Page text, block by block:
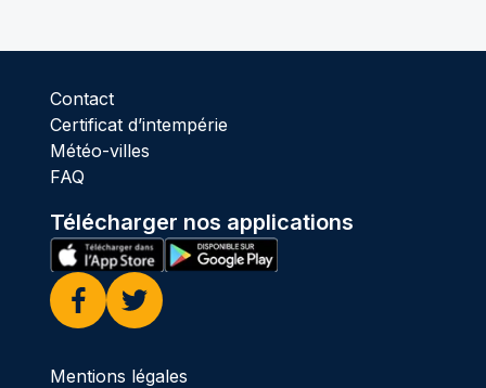
Contact
Certificat d’intempérie
Météo-villes
FAQ
Télécharger nos applications
Facebook
Twitter
Mentions légales